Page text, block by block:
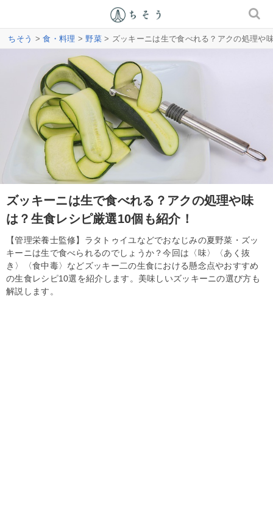
ちそう >食・料理 >野菜> ズッキーニは生で食べれる？アクの処理や
ズッキーニは生で食べれる？アクの処理や味
は？生食レシピ厳選10個も紹介！
【管理栄養士監修】ラタトゥイユなどでおなじみの夏野菜・ズッ
キーニは生で食べられるのでしょうか？今回は〈味〉〈あく抜
き〉〈食中毒〉などズッキー二の生食における懸念点やおすすめ
の生食レシピ10選を紹介します。美味しいズッキーニの選び方も
解説します。